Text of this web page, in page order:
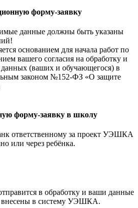
форму-заявку
данные должны быть указаны
основанием для начала работ по
вашего согласия на обработку и
данных (ваших и обучающегося) в
законом №152-ФЗ «О защите
форму-заявку в школу
ответственному за проект УЭШКА
или через ребёнка.
в обработку и ваши данные
внесены в систему УЭШКА.